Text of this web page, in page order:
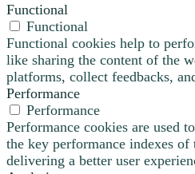
Functional
Functional
Functional cookies help to
like sharing the content of the
platforms, collect feedbacks,
Performance
Performance
Performance cookies are used
the key performance indexes
delivering a better user